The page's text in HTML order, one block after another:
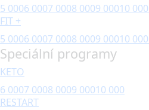
5 0006 0007 0008 0009 00010 000
FIT +
5 0006 0007 0008 0009 00010 000
Speciální programy
KETO
6 0007 0008 0009 00010 000
RESTART